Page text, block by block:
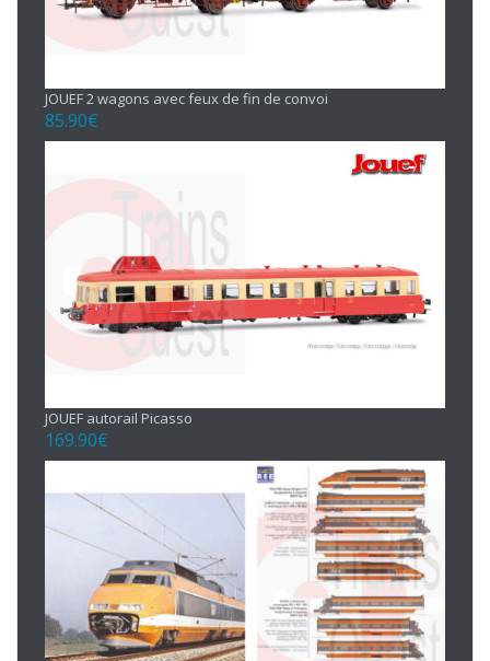
JOUEF 2 wagons avec feux de fin de convoi
85.90€
JOUEF autorail Picasso
169.90€